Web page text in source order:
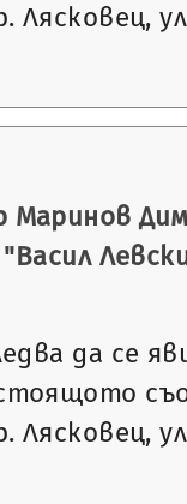
Лясковец,
да се
Лясковец,